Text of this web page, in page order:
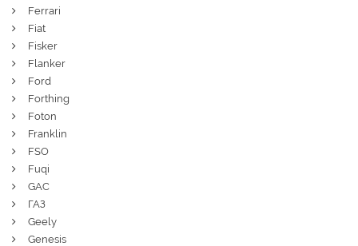
Ferrari
Fiat
Fisker
Flanker
Ford
Forthing
Foton
Franklin
FSO
Fuqi
GAC
ГАЗ
Geely
Genesis